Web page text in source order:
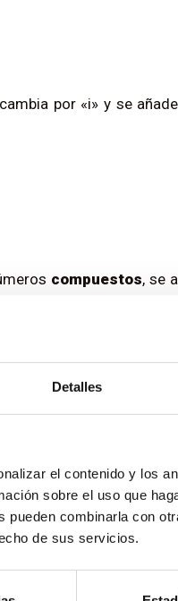
Detalles
el contenido y los
sobre el uso que
combinarla con
de sus servicios.
por «i» y se
compuestos, se
podemos indicarlo en